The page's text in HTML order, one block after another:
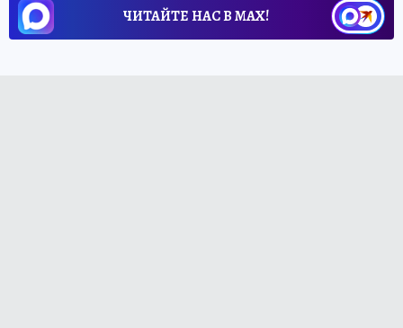
ЧИТАЙТЕ НАС В МАХ!